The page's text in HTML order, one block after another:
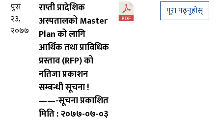
पुस
२३,
२०७७
राप्ती प्रादेशिक
अस्पतालको Master
Plan को लागि
आर्थिक तथा प्राविधिक
प्रस्ताव (RFP) को
नतिजा प्रकाशन
सम्बन्धी सूचना !
——-सूचना प्रकाशित
मिति : २०७७-०७-०३
पूरा पढ्नुहोस्